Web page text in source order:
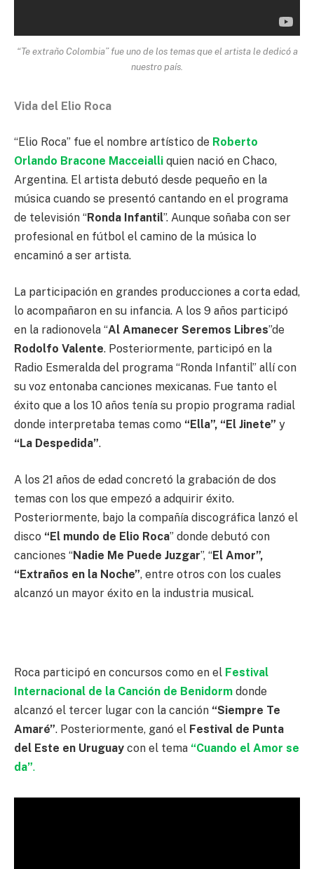
“Te extraño Colombia” fue uno de los temas que el artista le dedicó a
nuestro país.
Vida del Elio Roca
“Elio Roca” fue el nombre artístico de Roberto
Orlando Bracone Macceialli quien nació en Chaco,
Argentina. El artista debutó desde pequeño en la
música cuando se presentó cantando en el programa
de televisión “Ronda Infantil”. Aunque soñaba con ser
profesional en fútbol el camino de la música lo
encaminó a ser artista.
La participación en grandes producciones a corta edad,
lo acompañaron en su infancia. A los 9 años participó
en la radionovela “Al Amanecer Seremos Libres”de
Rodolfo Valente. Posteriormente, participó en la
Radio Esmeralda del programa “Ronda Infantil” allí con
su voz entonaba canciones mexicanas. Fue tanto el
éxito que a los 10 años tenía su propio programa radial
donde interpretaba temas como “Ella”, “El Jinete” y
“La Despedida”.
A los 21 años de edad concretó la grabación de dos
temas con los que empezó a adquirir éxito.
Posteriormente, bajo la compañía discográfica lanzó el
disco “El mundo de Elio Roca” donde debutó con
canciones “Nadie Me Puede Juzgar”, “El Amor”,
“Extraños en la Noche”, entre otros con los cuales
alcanzó un mayor éxito en la industria musical.
Roca participó en concursos como en el Festival
Internacional de la Canción de Benidorm donde
alcanzó el tercer lugar con la canción “Siempre Te
Amaré”. Posteriormente, ganó el Festival de Punta
del Este en Uruguay con el tema “Cuando el Amor se
da”.